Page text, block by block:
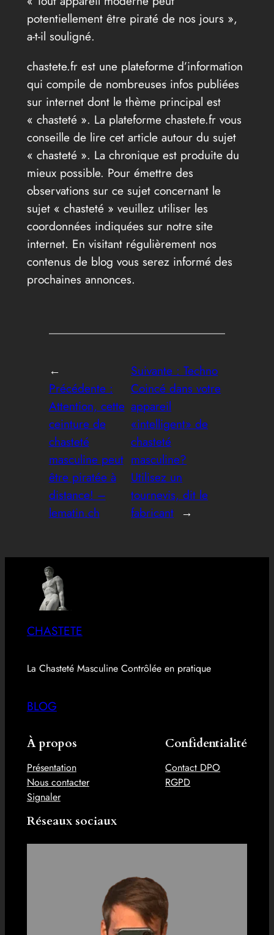
potentiellement être piraté de nos jours »,
a-t-il souligné.
chastete.fr est une plateforme d’information
qui compile de nombreuses infos publiées
sur internet dont le thème principal est
« chasteté ». La plateforme chastete.fr vous
conseille de lire cet article autour du sujet
« chasteté ». La chronique est produite du
mieux possible. Pour émettre des
observations sur ce sujet concernant le
sujet « chasteté » veuillez utiliser les
coordonnées indiquées sur notre site
internet. En visitant régulièrement nos
contenus de blog vous serez informé des
prochaines annonces.
←
Précédente :
Attention, cette
ceinture de
chasteté
masculine peut
être piratée à
distance! –
lematin.ch
Suivante :Techno
Coincé dans votre
appareil
«intelligent» de
chasteté
masculine?
Utilisez un
tournevis, dit le
fabricant →
CHASTETE
La Chasteté Masculine Contrôlée en pratique
BLOG
À propos
Présentation
Nous contacter
Signaler
Confidentialité
Contact DPO
RGPD
Réseaux sociaux